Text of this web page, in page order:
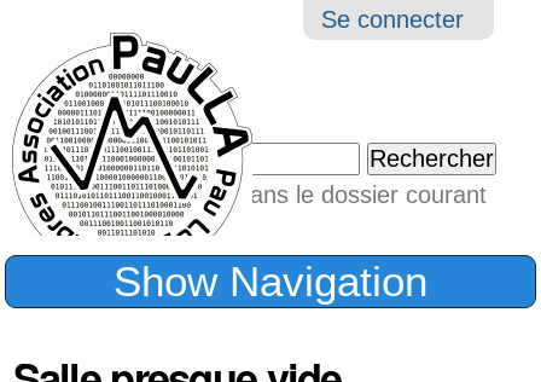
Outils
Se connecter
Chercher par
Seulement dans le dossier courant
Recherche
Show Navigation